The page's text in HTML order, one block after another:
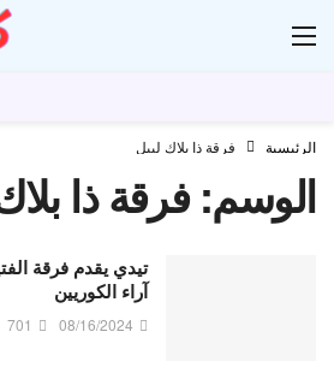
الرئيسية فرقة ذا بلاك ليبل
الوسم:فرقة ذا
آراء الكوريين
08/16/2024
701